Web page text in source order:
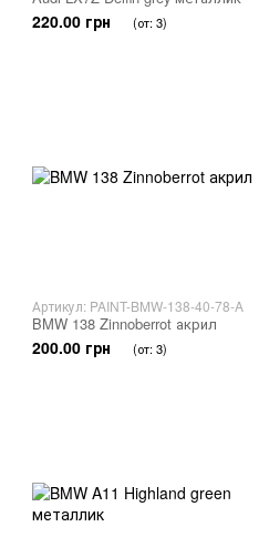
220.00 грн (от: 3)
Артикул: PAINT-BMW-138-40-78-A
BMW 138 Zinnoberrot акрил
200.00 грн (от: 3)